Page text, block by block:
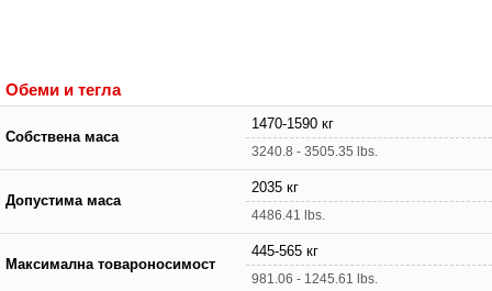
Обеми и тегла
Собствена маса
1470-1590 кг
3240.8 - 3505.35 lbs.
Допустима маса
2035 кг
4486.41 lbs.
Максимална товароносимост
445-565 кг
981.06 - 1245.61 lbs.